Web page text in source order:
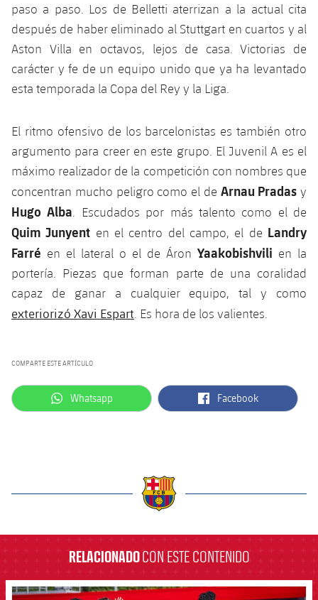
Calendario
Resultados
Clasificaciones
Voleibol masculino
Voleibol femenino
Apúntate a las amateurs
Carnet de las Secciones Amateurs
PLUSICON
MÁS
League of Legends
VALORANT Rising
VALORANT Game Changers
eFootball
paso a paso. Los de Belletti aterrizan a la actual cita
después de haber eliminado al Stuttgart en cuartos y al
Aston Villa en octavos, lejos de casa. Victorias de
carácter y fe de un equipo unido que ya ha levantado
esta temporada la Copa del Rey y la Liga.
El ritmo ofensivo de los barcelonistas es también otro
argumento para creer en este grupo. El Juvenil A es el
máximo realizador de la competición con nombres que
concentran mucho peligro como el de Arnau Pradas y
Hugo Alba . Escudados por más talento como el de
Quim Junyent en el centro del campo, el de Landry
Farré en el lateral o el de Áron Yaakobishvili en la
portería. Piezas que forman parte de una coralidad
capaz de ganar a cualquier equipo, tal y como
exteriorizó Xavi Espart . Es hora de los valientes.
COMPARTE ESTE ARTÍCULO
label.aria.whatsapp
Whatsapp label.aria.facebook
Facebook
RELACIONADOCON ESTE CONTENIDO
FCB Barcelona badge